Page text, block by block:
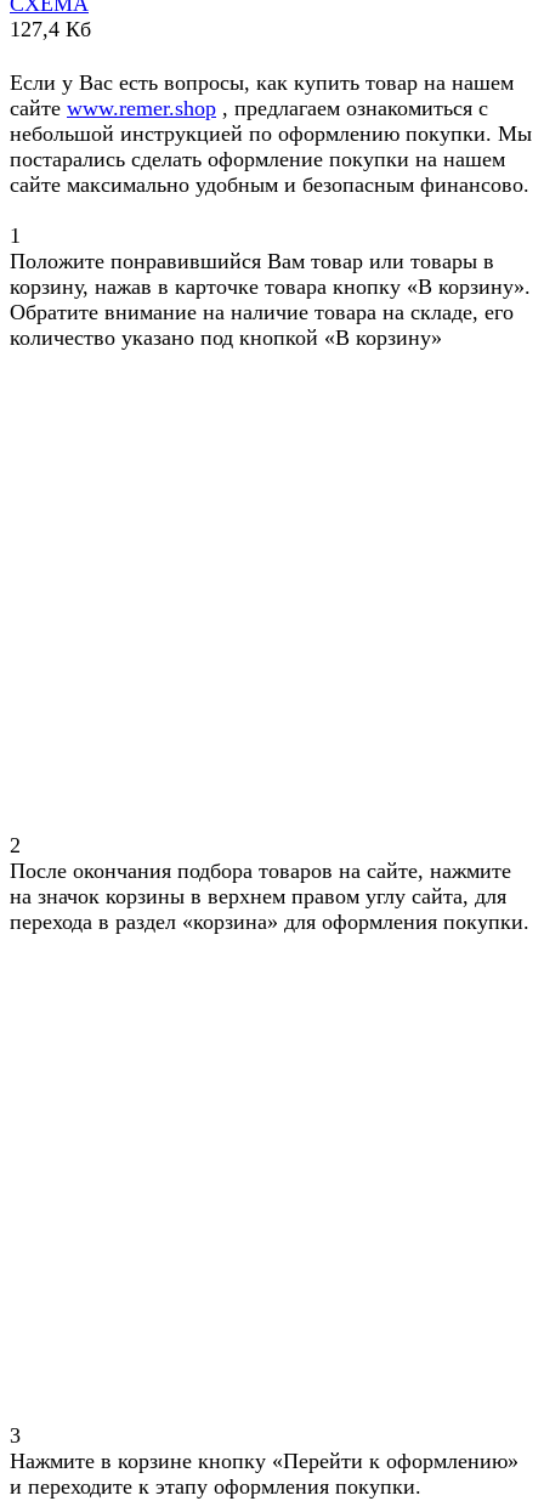
127,4 Кб
Если у Вас есть вопросы, как купить товар на нашем
сайте www.remer.shop , предлагаем ознакомиться с
небольшой инструкцией по оформлению покупки. Мы
постарались сделать оформление покупки на нашем
сайте максимально удобным и безопасным финансово.
1
Положите понравившийся Вам товар или товары в
корзину, нажав в карточке товара кнопку «В корзину».
Обратите внимание на наличие товара на складе, его
количество указано под кнопкой «В корзину»
2
После окончания подбора товаров на сайте, нажмите
на значок корзины в верхнем правом углу сайта, для
перехода в раздел «корзина» для оформления покупки.
3
Нажмите в корзине кнопку «Перейти к оформлению»
и переходите к этапу оформления покупки.